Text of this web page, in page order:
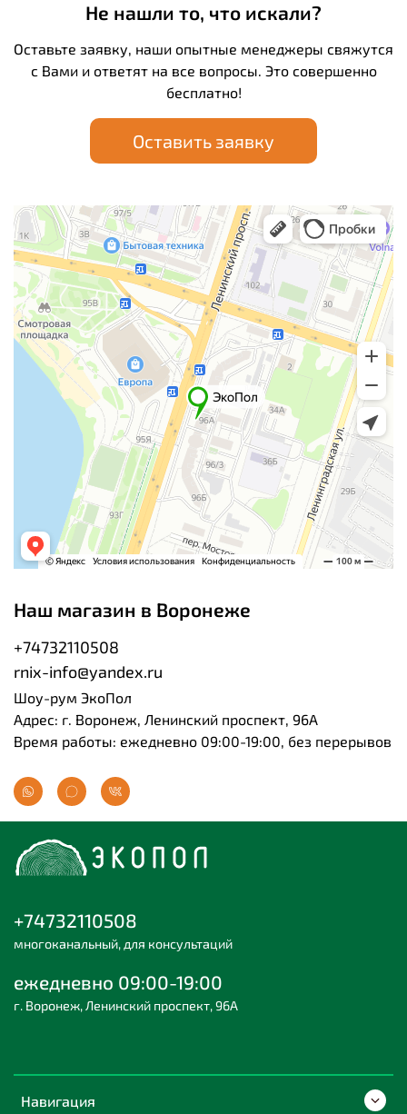
Не нашли то, что искали?
Оставьте заявку, наши опытные менеджеры свяжутся
с Вами и ответят на все вопросы. Это совершенно
бесплатно!
Оставить заявку
Наш магазин в Воронеже
+74732110508
rnix-info@yandex.ru
Шоу-рум ЭкоПол
Адрес: г. Воронеж, Ленинский проспект, 96А
Время работы: ежедневно 09:00-19:00, без перерывов
Навигация
+74732110508
многоканальный, для консультаций
ежедневно 09:00-19:00
г. Воронеж, Ленинский проспект, 96А